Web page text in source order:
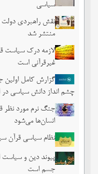
سیاسی
نقش راهبردی
منتشر شد
لازمه درک سیاست
غیرقرآنی است
گزارش کامل اولین
چشم ‏انداز دانش سیاسی در
جنگ نرم مورد نظر
انسان‌ها می‌‌شود
نظام سیاسی قرآن
پیوند دین و سیاست
جسم است